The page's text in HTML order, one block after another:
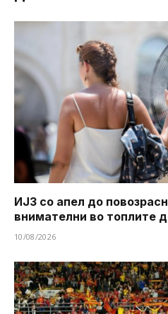
ИЈЗ со апел до
внимателни во топлите
10/08/2026